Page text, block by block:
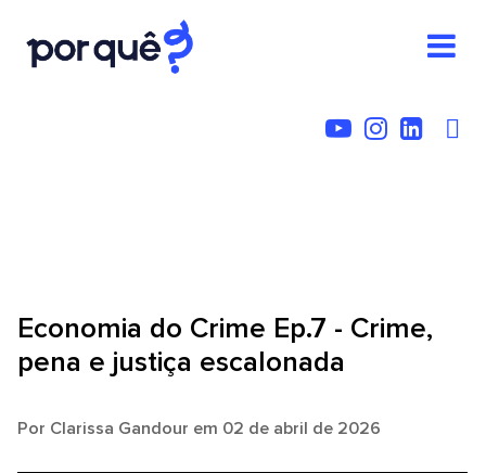
Economia do Crime Ep.7 - Crime,
pena e justiça escalonada
Por Clarissa Gandour em 02 de abril de 2026